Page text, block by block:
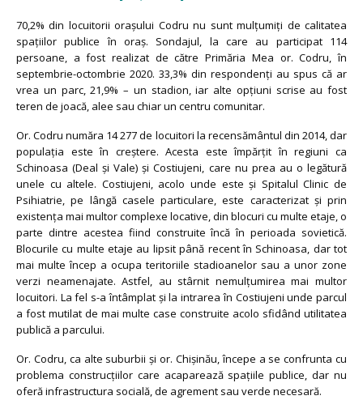
70,2% din locuitorii orașului Codru nu sunt mulțumiți de calitatea
spațiilor publice în oraș. Sondajul, la care au participat 114
persoane, a fost realizat de către Primăria Mea or. Codru, în
septembrie-octombrie 2020. 33,3% din respondenți au spus că ar
vrea un parc, 21,9% – un stadion, iar alte opțiuni scrise au fost
teren de joacă, alee sau chiar un centru comunitar.
Or. Codru număra 14 277 de locuitori la recensământul din 2014, dar
populația este în creștere. Acesta este împărțit în regiuni ca
Schinoasa (Deal și Vale) și Costiujeni, care nu prea au o legătură
unele cu altele. Costiujeni, acolo unde este și Spitalul Clinic de
Psihiatrie, pe lângă casele particulare, este caracterizat și prin
existența mai multor complexe locative, din blocuri cu multe etaje, o
parte dintre acestea fiind construite încă în perioada sovietică.
Blocurile cu multe etaje au lipsit până recent în Schinoasa, dar tot
mai multe încep a ocupa teritoriile stadioanelor sau a unor zone
verzi neamenajate. Astfel, au stârnit nemulțumirea mai multor
locuitori. La fel s-a întâmplat și la intrarea în Costiujeni unde parcul
a fost mutilat de mai multe case construite acolo sfidând utilitatea
publică a parcului.
Or. Codru, ca alte suburbii și or. Chișinău, începe a se confrunta cu
problema construcțiilor care acaparează spațiile publice, dar nu
oferă infrastructura socială, de agrement sau verde necesară.